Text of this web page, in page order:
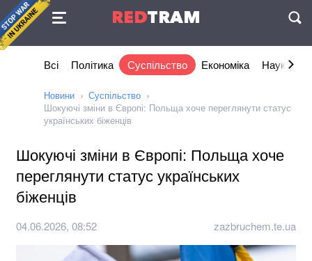
REDTRAM
Угода
Всі Політика Суспільство Економіка Наука та
Новини
Суспільство
Шокуючі зміни в Європі: Польща хоче переглянути статус
українських біженців
Шокуючі зміни в Європі: Польща хоче
переглянути статус українських
біженців
04.06.2026, 08:52 zazbruchem.te.ua